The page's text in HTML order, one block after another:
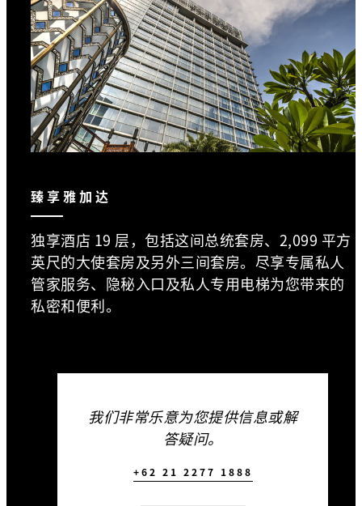
臻享雅加达
独享酒店 19 层，包括这间总统套房、2,099 平方
英尺的大使套房及另外三间套房。尽享专属私人
管家服务、隐秘入口及私人专用电梯为您带来的
私密和便利。
我们非常乐意为您提供信息或解
答疑问。
+62 21 2277 1888